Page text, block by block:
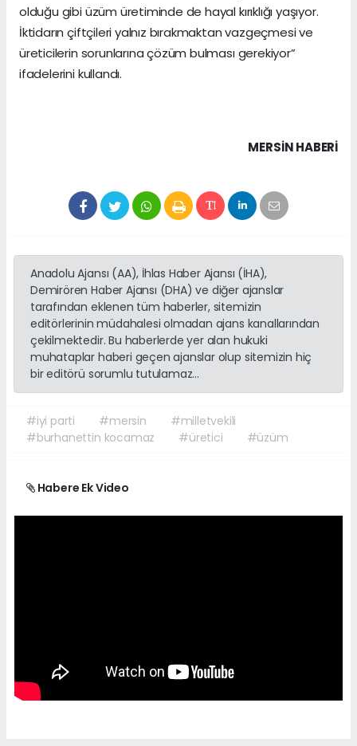
olduğu gibi üzüm üretiminde de hayal kırıklığı yaşıyor.
İktidarın çiftçileri yalnız bırakmaktan vazgeçmesi ve
üreticilerin sorunlarına çözüm bulması gerekiyor”
ifadelerini kullandı.
MERSIN HABERİ
Anadolu Ajansı (AA), İhlas Haber Ajansı (İHA),
Demirören Haber Ajansı (DHA) ve diğer ajanslar
tarafından eklenen tüm haberler, sitemizin
editörlerinin müdahalesi olmadan ajans kanallarından
çekilmektedir. Bu haberlerde yer alan hukuki
muhataplar haberi geçen ajanslar olup sitemizin hiç
bir editörü sorumlu tutulamaz...
#iyi parti #mersin
#milletvekili
#burhanettin kocamaz
#üretici #üzüm
Habere Ek Video